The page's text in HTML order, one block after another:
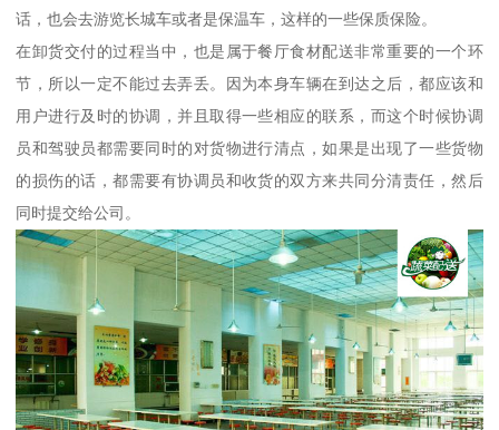
话，也会去游览长城车或者是保温车，这样的一些保质保险。
在卸货交付的过程当中，也是属于餐厅食材配送非常重要的一个环
节，所以一定不能过去弄丢。因为本身车辆在到达之后，都应该和
用户进行及时的协调，并且取得一些相应的联系，而这个时候协调
员和驾驶员都需要同时的对货物进行清点，如果是出现了一些货物
的损伤的话，都需要有协调员和收货的双方来共同分清责任，然后
同时提交给公司。